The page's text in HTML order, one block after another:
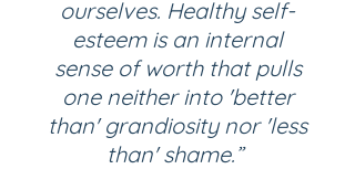
ourselves. Healthy self-
esteem is an internal
sense of worth that pulls
one neither into 'better
than' grandiosity nor 'less
than' shame.”